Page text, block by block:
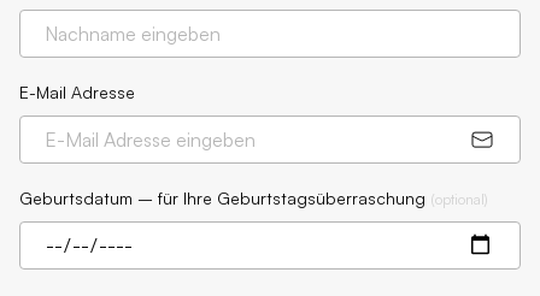
E-Mail Adresse
Geburtsdatum – für Ihre Geburtstagsüberraschung (optional)